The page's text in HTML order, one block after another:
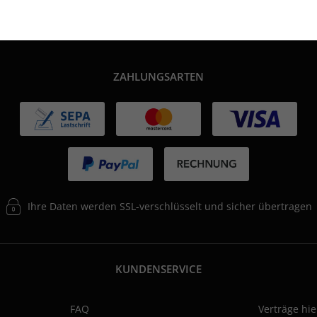
ZAHLUNGSARTEN
Ihre Daten werden SSL-verschlüsselt und sicher übertragen
KUNDENSERVICE
FAQ Verträge